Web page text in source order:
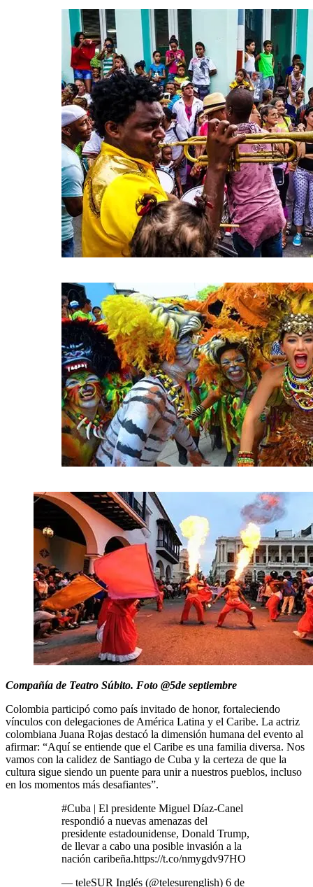
Compañía de Teatro Súbito. Foto @5de septiembre
Colombia participó como país invitado de honor, fortaleciendo
vínculos con delegaciones de América Latina y el Caribe. La actriz
colombiana Juana Rojas destacó la dimensión humana del evento al
afirmar: “Aquí se entiende que el Caribe es una familia diversa. Nos
vamos con la calidez de Santiago de Cuba y la certeza de que la
cultura sigue siendo un puente para unir a nuestros pueblos, incluso
en los momentos más desafiantes”.
#Cuba | El presidente Miguel Díaz-Canel
respondió a nuevas amenazas del
presidente estadounidense, Donald Trump,
de llevar a cabo una posible invasión a la
nación caribeña.https://t.co/nmygdv97HO
— teleSUR Inglés (@telesurenglish) 6 de